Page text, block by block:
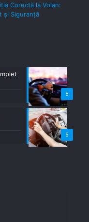
Corectă la Volan:
și Siguranță
5
5